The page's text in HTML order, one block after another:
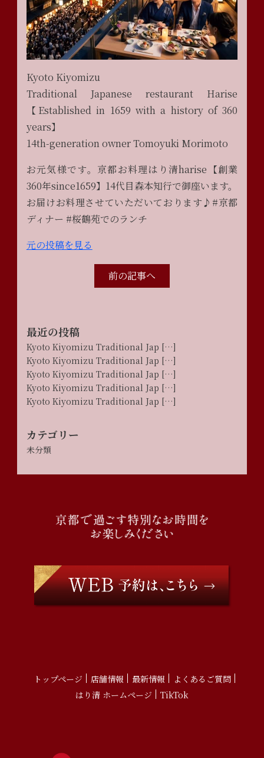
Kyoto Kiyomizu
Traditional Japanese restaurant Harise
【Established in 1659 with a history of 360
years】
14th-generation owner Tomoyuki Morimoto
お元気様です。京都お料理はり清harise【創業
360年since1659】14代目森本知行で御座います。
お届けお料理させていただいております♪#京都
ディナー #桜鶴苑でのランチ
元の投稿を見る
前の記事へ
最近の投稿
Kyoto Kiyomizu Traditional Jap […]
Kyoto Kiyomizu Traditional Jap […]
Kyoto Kiyomizu Traditional Jap […]
Kyoto Kiyomizu Traditional Jap […]
Kyoto Kiyomizu Traditional Jap […]
カテゴリー
未分類
トップページ 店舗情報 最新情報
よくあるご質問
はり清 ホームページ
TikTok